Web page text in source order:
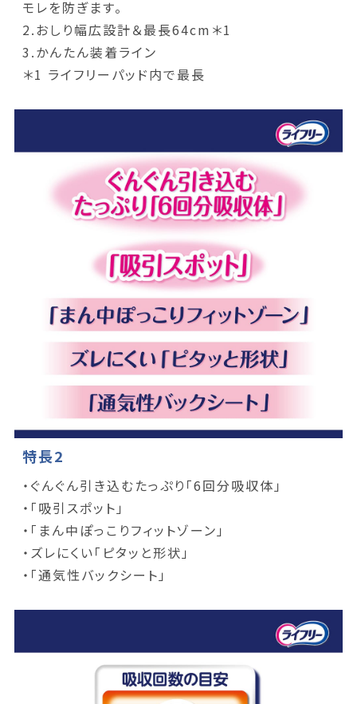
モレを防ぎます。
2.おしり幅広設計＆最長64cm＊1
3.かんたん装着ライン
＊1 ライフリーパッド内で最長
特長2
・ぐんぐん引き込むたっぷり「6回分吸収体」
・「吸引スポット」
・「まん中ぽっこりフィットゾーン」
・ズレにくい「ピタッと形状」
・「通気性バックシート」